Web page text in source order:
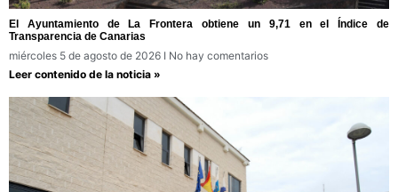
El Ayuntamiento de La Frontera obtiene un 9,71 en el Índice de
Transparencia de Canarias
miércoles 5 de agosto de 2026
No hay comentarios
Leer contenido de la noticia »